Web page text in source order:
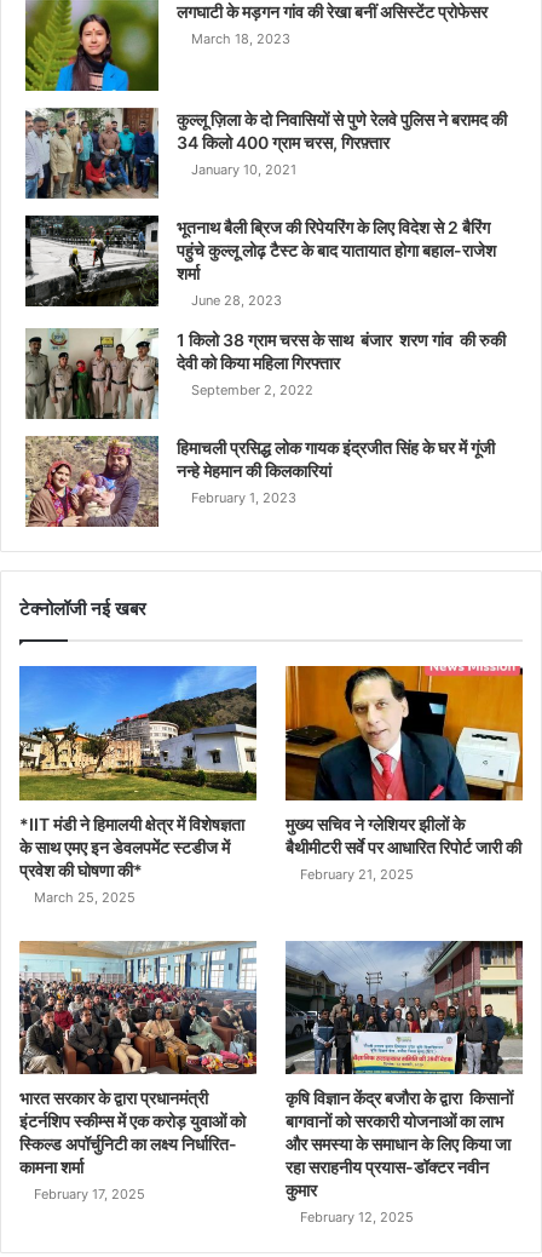
लगघाटी के मड़गन गांव की रेखा बनीं असिस्टेंट प्रोफेसर
March 18, 2023
कुल्लू ज़िला के दो निवासियों से पुणे रेलवे पुलिस ने बरामद की
34 किलो 400 ग्राम चरस, गिरफ़्तार
January 10, 2021
भूतनाथ बैली ब्रिज की रिपेयरिंग के लिए विदेश से 2 बैरिंग
पहुंचे कुल्लू लोढ़ टैस्ट के बाद यातायात होगा बहाल-राजेश
शर्मा
June 28, 2023
1 किलो 38 ग्राम चरस के साथ बंजार शरण गांव की रुकी
देवी को किया महिला गिरफ्तार
September 2, 2022
हिमाचली प्रसिद्ध लोक गायक इंद्रजीत सिंह के घर में गूंजी
नन्हे मेहमान की किलकारियां
February 1, 2023
टेक्नोलॉजी नई खबर
*IIT मंडी ने हिमालयी क्षेत्र में विशेषज्ञता
के साथ एमए इन डेवलपमेंट स्टडीज में
प्रवेश की घोषणा की*
March 25, 2025
मुख्य सचिव ने ग्लेशियर झीलों के
बैथीमीटरी सर्वे पर आधारित रिपोर्ट जारी की
February 21, 2025
भारत सरकार के द्वारा प्रधानमंत्री
इंटर्नशिप स्कीम्स में एक करोड़ युवाओं को
स्किल्ड अपॉर्चुनिटी का लक्ष्य निर्धारित-
कामना शर्मा
February 17, 2025
कृषि विज्ञान केंद्र बजौरा के द्वारा किसानों
बागवानों को सरकारी योजनाओं का लाभ
और समस्या के समाधान के लिए किया जा
रहा सराहनीय प्रयास-डॉक्टर नवीन
कुमार
February 12, 2025